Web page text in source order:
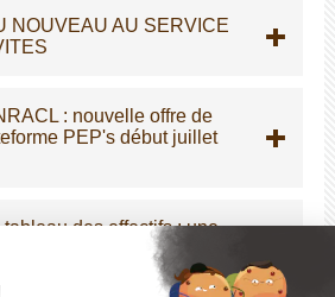
NOUVEAU AU SERVICE
: nouvelle offre de
PEP's début juillet
tableau des effectifs : une
au budget primitif